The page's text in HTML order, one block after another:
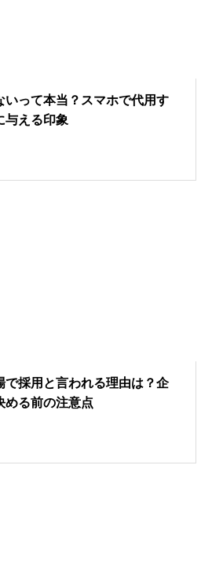
いって本当？スマホで代用す
与える印象
で採用と言われる理由は？企
める前の注意点